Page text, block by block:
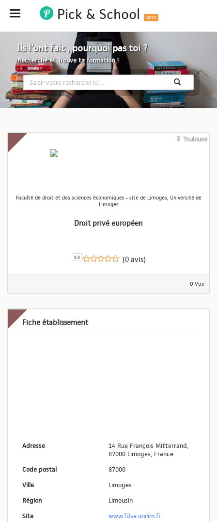
Hide Pick & School BETA
Ils l'ont fait , pourquoi pas toi ?
Recherche et Trouve ta formation !
Toulouse
Faculté de droit et des sciences économiques - site de Limoges, Université de
Limoges
Droit privé européen
0.0 (0 avis)
0 Vue
Fiche établissement
Adresse
14 Rue François Mitterrand,
87000 Limoges, France
Code postal
87000
Ville
Limoges
Région
Limousin
Site
www.fdse.unilim.fr